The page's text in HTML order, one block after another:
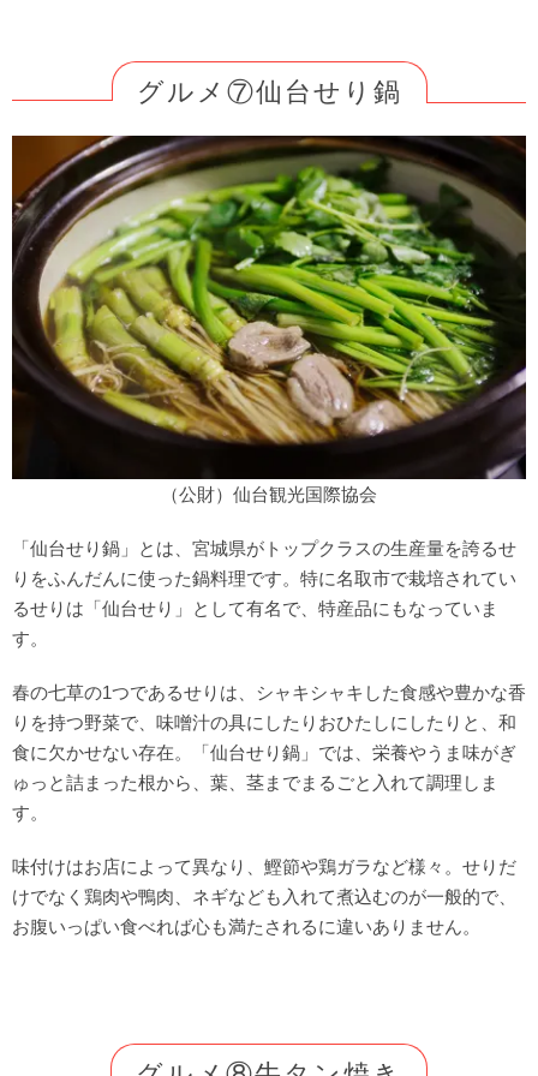
グルメ⑦仙台せり鍋
（公財）仙台観光国際協会
「仙台せり鍋」とは、宮城県がトップクラスの生産量を誇るせ
りをふんだんに使った鍋料理です。特に名取市で栽培されてい
るせりは「仙台せり」として有名で、特産品にもなっていま
す。
春の七草の1つであるせりは、シャキシャキした食感や豊かな香
りを持つ野菜で、味噌汁の具にしたりおひたしにしたりと、和
食に欠かせない存在。「仙台せり鍋」では、栄養やうま味がぎ
ゅっと詰まった根から、葉、茎までまるごと入れて調理しま
す。
味付けはお店によって異なり、鰹節や鶏ガラなど様々。せりだ
けでなく鶏肉や鴨肉、ネギなども入れて煮込むのが一般的で、
お腹いっぱい食べれば心も満たされるに違いありません。